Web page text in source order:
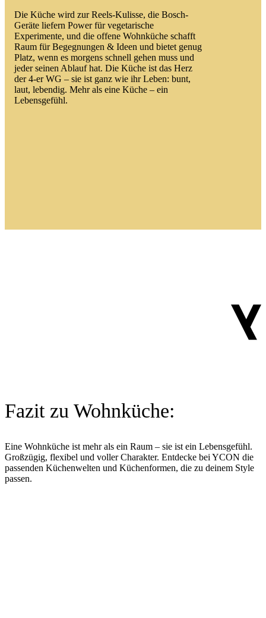
Die Küche wird zur Reels-Kulisse, die Bosch-
Geräte liefern Power für vegetarische
Experimente, und die offene Wohnküche schafft
Raum für Begegnungen & Ideen und bietet genug
Platz, wenn es morgens schnell gehen muss und
jeder seinen Ablauf hat. Die Küche ist das Herz
der 4-er WG – sie ist ganz wie ihr Leben: bunt,
laut, lebendig. Mehr als eine Küche – ein
Lebensgefühl.
Fazit zu Wohnküche:
Eine Wohnküche ist mehr als ein Raum – sie ist ein Lebensgefühl.
Großzügig, flexibel und voller Charakter. Entdecke bei YCON die
passenden Küchenwelten und Küchenformen, die zu deinem Style
passen.